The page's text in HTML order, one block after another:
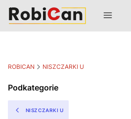
Menu
ROBICAN NISZCZARKI U
Podkategorie
NISZCZARKI U